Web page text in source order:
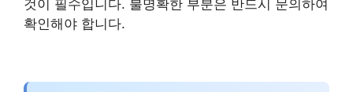
것이 필수입니다. 불명확한 부분은 반드시 문의하여
확인해야 합니다.